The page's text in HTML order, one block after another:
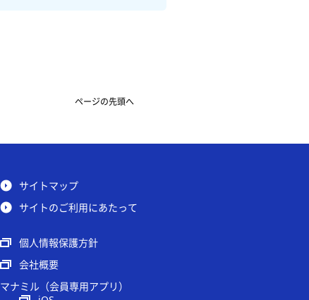
ページの先頭へ
サイトマップ
サイトのご利用にあたって
個人情報保護方針
会社概要
マナミル（会員専用アプリ）